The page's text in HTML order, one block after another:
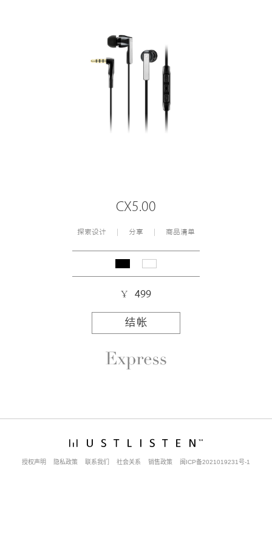
CX5.00
探索设计 分享 商品清单
499
结帐
授权声明 隐私政策 联系我们 社会关系 销售政策 闽ICP备2021019231号-1